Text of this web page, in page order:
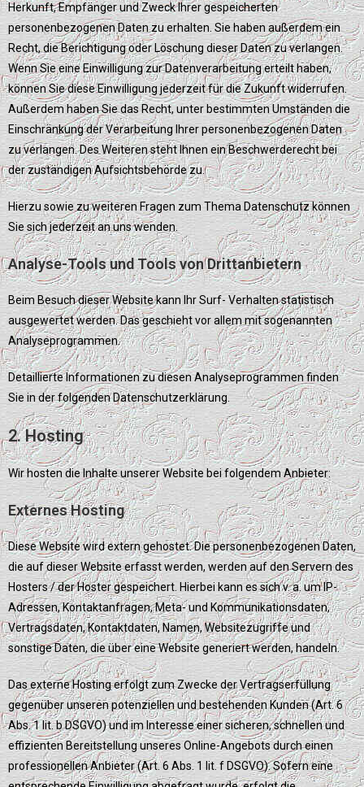
Herkunft, Empfänger und Zweck Ihrer gespeicherten
personenbezogenen Daten zu erhalten. Sie haben außerdem ein
Recht, die Berichtigung oder Löschung dieser Daten zu verlangen.
Wenn Sie eine Einwilligung zur Datenverarbeitung erteilt haben,
können Sie diese Einwilligung jederzeit für die Zukunft widerrufen.
Außerdem haben Sie das Recht, unter bestimmten Umständen die
Einschränkung der Verarbeitung Ihrer personenbezogenen Daten
zu verlangen. Des Weiteren steht Ihnen ein Beschwerderecht bei
der zuständigen Aufsichtsbehörde zu.
Hierzu sowie zu weiteren Fragen zum Thema Datenschutz können
Sie sich jederzeit an uns wenden.
Analyse-Tools und Tools von Dritt­anbietern
Beim Besuch dieser Website kann Ihr Surf- Verhalten statistisch
ausgewertet werden. Das geschieht vor allem mit sogenannten
Analyseprogrammen.
Detaillierte Informationen zu diesen Analyseprogrammen finden
Sie in der folgenden Datenschutzerklärung.
2. Hosting
Wir hosten die Inhalte unserer Website bei folgendem Anbieter:
Externes Hosting
Diese Website wird extern gehostet. Die personenbezogenen Daten,
die auf dieser Website erfasst werden, werden auf den Servern des
Hosters / der Hoster gespeichert. Hierbei kann es sich v. a. um IP-
Adressen, Kontaktanfragen, Meta- und Kommunikationsdaten,
Vertragsdaten, Kontaktdaten, Namen, Websitezugriffe und
sonstige Daten, die über eine Website generiert werden, handeln.
Das externe Hosting erfolgt zum Zwecke der Vertragserfüllung
gegenüber unseren potenziellen und bestehenden Kunden (Art. 6
Abs. 1 lit. b DSGVO) und im Interesse einer sicheren, schnellen und
effizienten Bereitstellung unseres Online-Angebots durch einen
professionellen Anbieter (Art. 6 Abs. 1 lit. f DSGVO). Sofern eine